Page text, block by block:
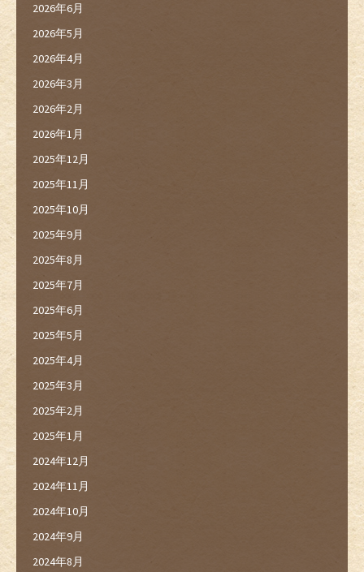
2026年6月
2026年5月
2026年4月
2026年3月
2026年2月
2026年1月
2025年12月
2025年11月
2025年10月
2025年9月
2025年8月
2025年7月
2025年6月
2025年5月
2025年4月
2025年3月
2025年2月
2025年1月
2024年12月
2024年11月
2024年10月
2024年9月
2024年8月